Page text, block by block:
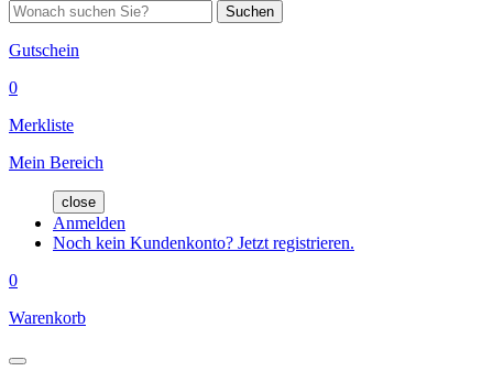
Suchen
Gutschein
0
Merkliste
Mein Bereich
close
Anmelden
Noch kein Kundenkonto? Jetzt registrieren.
0
Warenkorb